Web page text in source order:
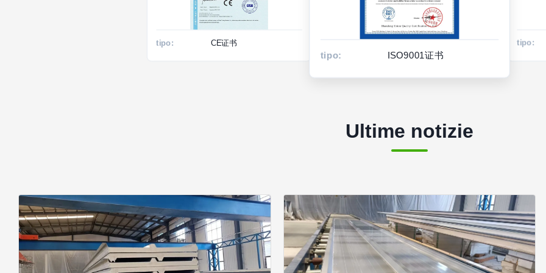
tipo: CE证书
tipo: ISO9001证书
tipo:
Ultime notizie